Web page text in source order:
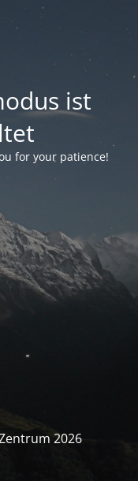
ist
for your patience!
2026